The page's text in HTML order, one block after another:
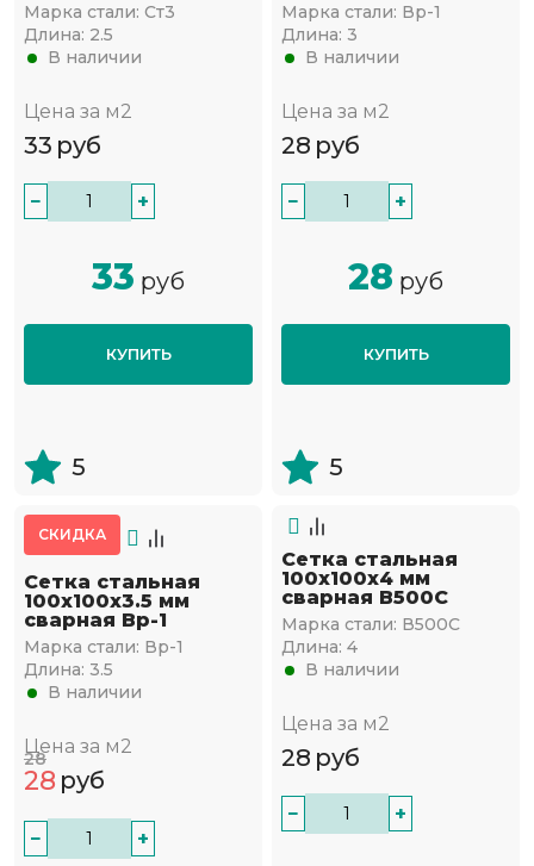
Марка стали: Ст3
Длина: 2.5
В наличии
Цена за м2
33 руб
− +
33 руб
КУПИТЬ
5
Марка стали: Вр-1
Длина: 3
В наличии
Цена за м2
28 руб
− +
28 руб
КУПИТЬ
5
СКИДКА
Сетка стальная
100х100х3.5 мм
сварная Вр-1
Марка стали: Вр-1
Длина: 3.5
В наличии
Цена за м2
28
28 руб
− +
Сетка стальная
100х100х4 мм
сварная В500С
Марка стали: В500С
Длина: 4
В наличии
Цена за м2
28 руб
− +